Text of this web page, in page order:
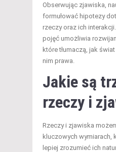
Obserwując zjawiska,
formułować hipotezy
rzeczy oraz ich
pojęć umożliwia
które tłumaczą, jak
nim prawa.
Jakie są
rzeczy i
Rzeczy i zjawiska
kluczowych wymiarach,
lepiej zrozumieć ich